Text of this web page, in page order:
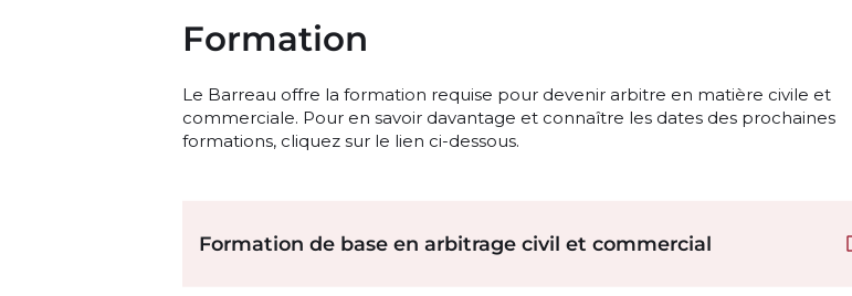
Formation
Le Barreau offre la formation requise pour devenir arbitre en matière civile et
commerciale. Pour en savoir davantage et connaître les dates des prochaines
formations, cliquez sur le lien ci-dessous.
Formation de base en arbitrage civil et commercial